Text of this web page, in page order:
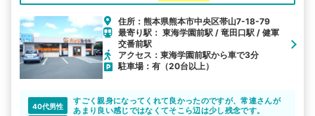
住所：熊本県熊本市中央区帯山7-18-79
最寄り駅： 東海学園前駅 / 竜田口駅 / 健軍
交番前駅
アクセス：東海学園前駅から車で3分
駐車場：有（20台以上）
40代男性
すごく親身になってくれて良かったのですが、常連さんが
あまり良い感じではなくてそこら辺は少し残念です。